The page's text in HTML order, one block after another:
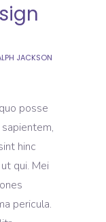
JACKSON
posse
hinc
qui. Mei
pericula.